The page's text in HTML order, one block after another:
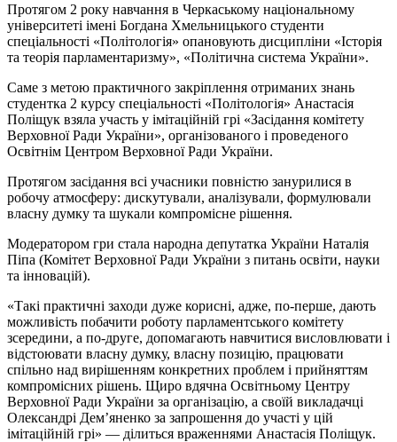
Протягом 2 року навчання в Черкаському національному
університеті імені Богдана Хмельницького студенти
спеціальності «Політологія» опановують дисципліни «Історія
та теорія парламентаризму», «Політична система України».
Саме з метою практичного закріплення отриманих знань
студентка 2 курсу спеціальності «Політологія» Анастасія
Поліщук взяла участь у імітаційній грі «Засідання комітету
Верховної Ради України», організованого і проведеного
Освітнім Центром Верховної Ради України.
Протягом засідання всі учасники повністю занурилися в
робочу атмосферу: дискутували, аналізували, формулювали
власну думку та шукали компромісне рішення.
Модератором гри стала народна депутатка України Наталія
Піпа (Комітет Верховної Ради України з питань освіти, науки
та інновацій).
«Такі практичні заходи дуже корисні, адже, по-перше, дають
можливість побачити роботу парламентського комітету
зсередини, а по-друге, допомагають навчитися висловлювати і
відстоювати власну думку, власну позицію, працювати
спільно над вирішенням конкретних проблем і прийняттям
компромісних рішень. Щиро вдячна Освітньому Центру
Верховної Ради України за організацію, а своїй викладачці
Олександрі Дем’яненко за запрошення до участі у цій
імітаційній грі» — ділиться враженнями Анастасія Поліщук.